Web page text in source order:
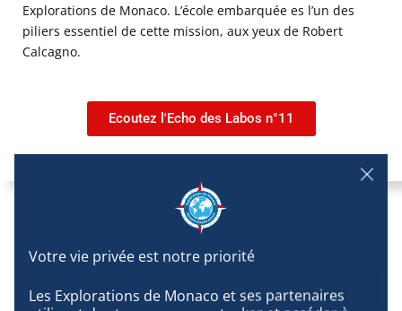
Les Explorations de Monaco et ses partenaires
Explorations de Monaco. L’école embarquée es l’un des
piliers essentiel de cette mission, aux yeux de Robert
Calcagno.
Ecoutez l'Echo des Labos n°11